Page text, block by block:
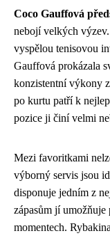
Coco Gauffová
nebojí velkých
vyspělou tenisovou
Gauffová prokázala
konzistentní výkony
po kurtu patří k
pozice ji činí velmi
Mezi favoritkami
výborný servis jsou
disponuje jedním z
zápasům jí
momentech.